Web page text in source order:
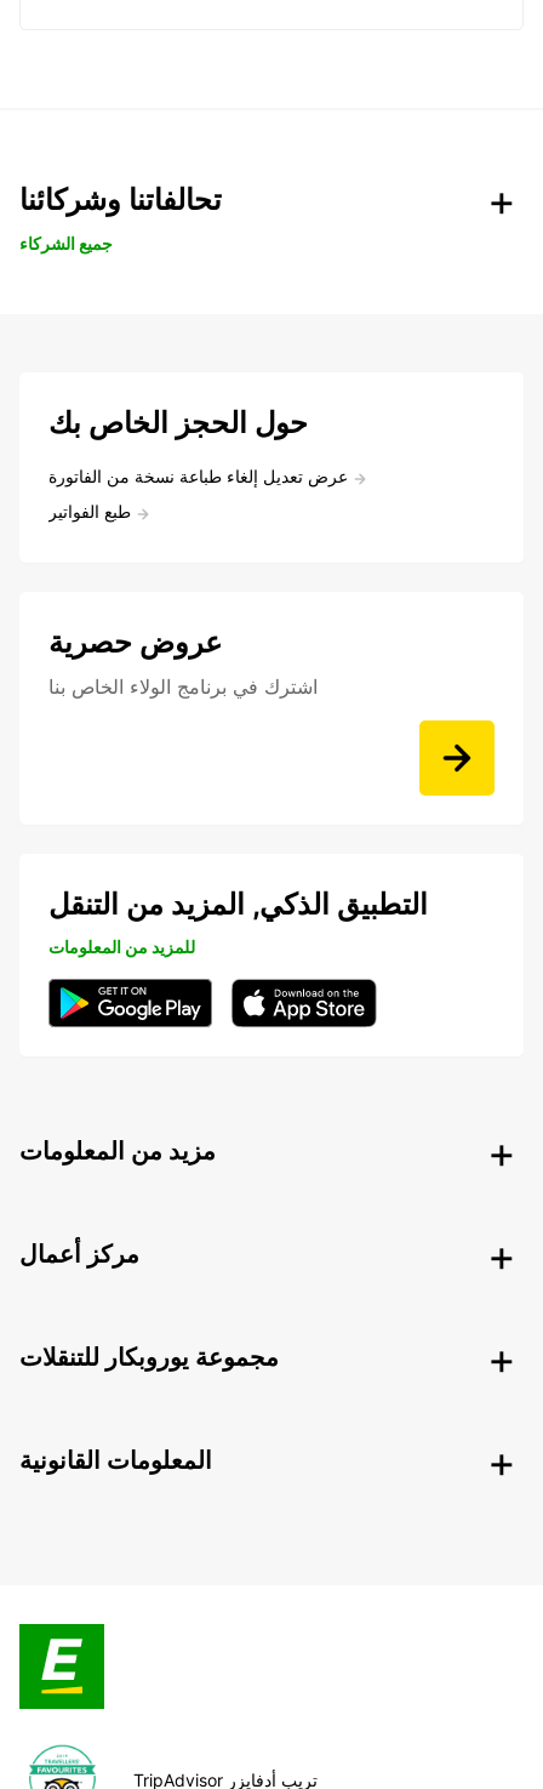
تحالفاتنا وشركائنا
جميع الشركاء
حول الحجز الخاص بك
عرض تعديل إلغاء طباعة نسخة من الفاتورة
طبع الفواتير
عروض حصرية
اشترك في برنامج الولاء الخاص بنا
التطبيق الذكي, المزيد من التنقل
للمزيد من المعلومات
مزيد من المعلومات
مركز أعمال
مجموعة يوروبكار للتنقلات
المعلومات القانونية
TripAdvisor تريب أدفايزر